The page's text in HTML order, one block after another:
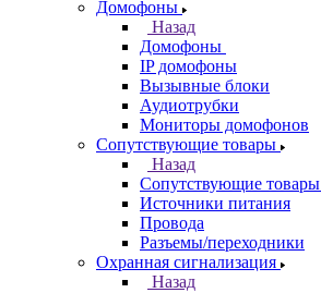
Домофоны
Назад
Домофоны
IP домофоны
Вызывные блоки
Аудиотрубки
Мониторы домофонов
Сопутствующие товары
Назад
Сопутствующие товары
Источники питания
Провода
Разъемы/переходники
Охранная сигнализация
Назад